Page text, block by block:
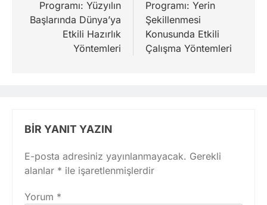
Programı: Yüzyılın
Başlarında Dünya’ya
Etkili Hazırlık
Yöntemleri
Programı: Yerin
Şekillenmesi
Konusunda Etkili
Çalışma Yöntemleri
BIR YANIT YAZIN
E-posta adresiniz yayınlanmayacak. Gerekli
alanlar * ile işaretlenmişlerdir
Yorum *